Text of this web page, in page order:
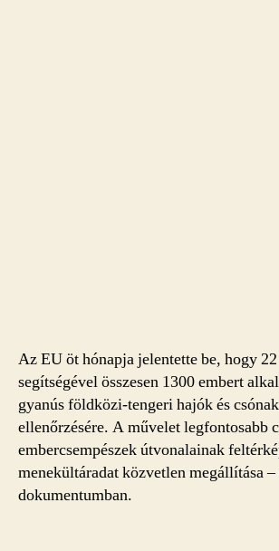
Az EU öt hónapja jelentette be, hogy
segítségével összesen 1300 embert
gyanús földközi-tengeri hajók és
ellenőrzésére. A művelet legfontosabb
embercsempészek útvonalainak
menekültáradat közvetlen megállítása –
dokumentumban.